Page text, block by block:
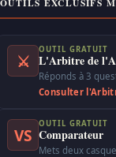
OUTILS EXCLUSIFS
⚔
OUTIL GRATUIT
L'Arbitre de
Réponds à 3
Consulter
VS
OUTIL GRATUIT
Comparateur
Mets deux